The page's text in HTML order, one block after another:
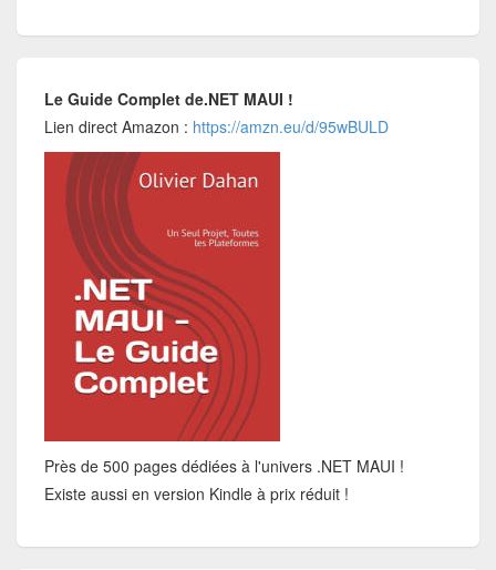
Le Guide Complet de.NET MAUI !
Lien direct Amazon : https://amzn.eu/d/95wBULD
Près de 500 pages dédiées à l'univers .NET MAUI !
Existe aussi en version Kindle à prix réduit !